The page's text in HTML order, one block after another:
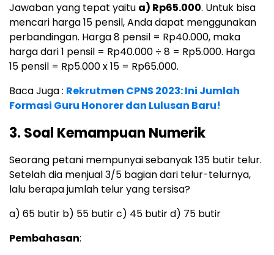
Jawaban yang tepat yaitu a) Rp65.000. Untuk bisa
mencari harga 15 pensil, Anda dapat menggunakan
perbandingan. Harga 8 pensil = Rp40.000, maka
harga dari 1 pensil = Rp40.000 ÷ 8 = Rp5.000. Harga
15 pensil = Rp5.000 x 15 = Rp65.000.
Baca Juga : Rekrutmen CPNS 2023: Ini Jumlah
Formasi Guru Honorer dan Lulusan Baru!
3. Soal Kemampuan Numerik
Seorang petani mempunyai sebanyak 135 butir telur.
Setelah dia menjual 3/5 bagian dari telur-telurnya,
lalu berapa jumlah telur yang tersisa?
a) 65 butir b) 55 butir c) 45 butir d) 75 butir
Pembahasan: